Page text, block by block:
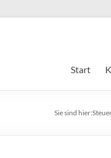
Start
Sie sind hier: